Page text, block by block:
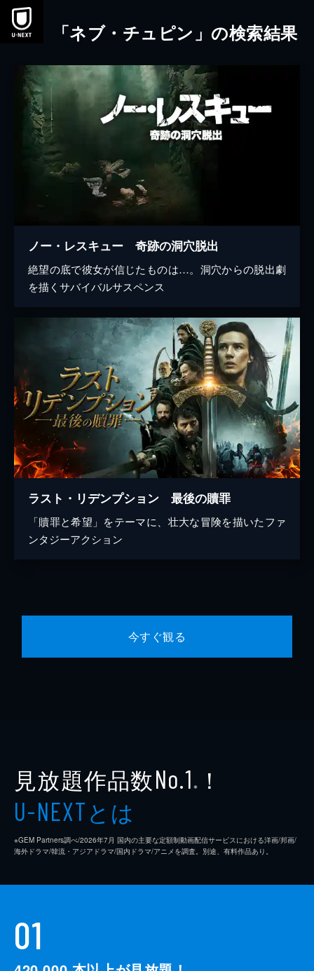
本文へスキップ
「ネブ・チュピン」の検索結果
ノー・レスキュー 奇跡の洞穴脱出
絶望の底で彼女が信じたものは…。洞穴からの脱出劇
を描くサバイバルサスペンス
ラスト・リデンプション 最後の贖罪
「贖罪と希望」をテーマに、壮大な冒険を描いたファ
ンタジーアクション
今すぐ観る
見放題作品数No.1 ※ ！
U-NEXTとは
※GEM Partners調べ/2026年7⽉ 国内の主要な定額制動画配信サービスにおける洋画/邦画/
海外ドラマ/韓流・アジアドラマ/国内ドラマ/アニメを調査。別途、有料作品あり。
01